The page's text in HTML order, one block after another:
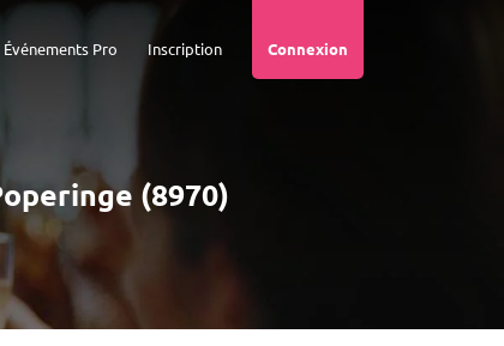
Connexion
Inscription
Événements Pro
(8970)